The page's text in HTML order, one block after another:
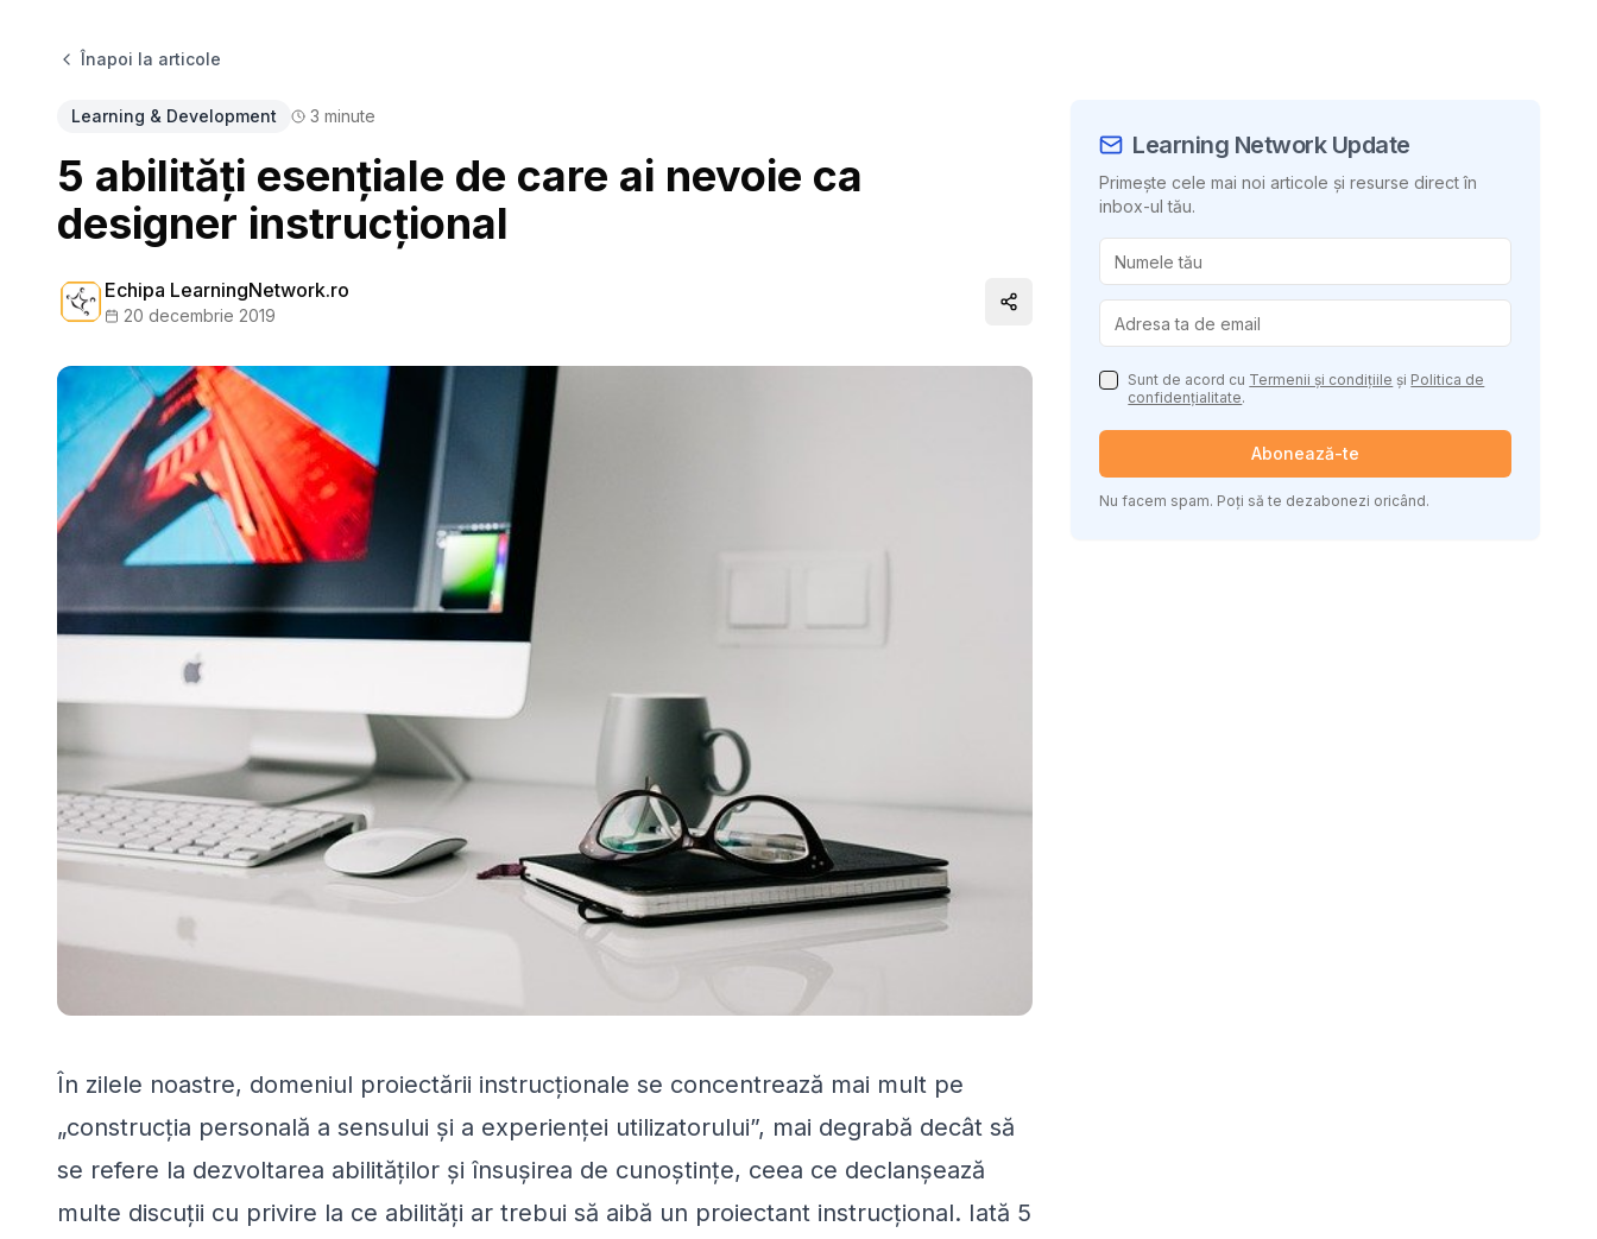
Înapoi la articole
Learning & Development 3 minute
5 abilități esențiale de care ai nevoie ca
designer instrucțional
Echipa LearningNetwork.ro
20 decembrie 2019 Distribuie conținutul
În zilele noastre, domeniul proiectării instrucționale se concentrează mai mult pe
„construcția personală a sensului și a experienței utilizatorului”, mai degrabă decât să
se refere la dezvoltarea abilităților și însușirea de cunoștințe, ceea ce declanșează
multe discuții cu privire la ce abilități ar trebui să aibă un proiectant instrucțional. Iată 5
Learning Network Update
Primește cele mai noi articole și resurse direct în
inbox-ul tău.
Sunt de acord cu Termenii și condițiile și Politica de
confidențialitate.
Abonează-te
Nu facem spam. Poți să te dezabonezi oricând.